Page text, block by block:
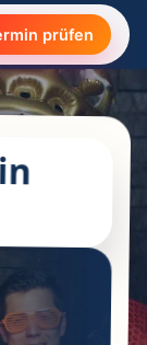
prüfen